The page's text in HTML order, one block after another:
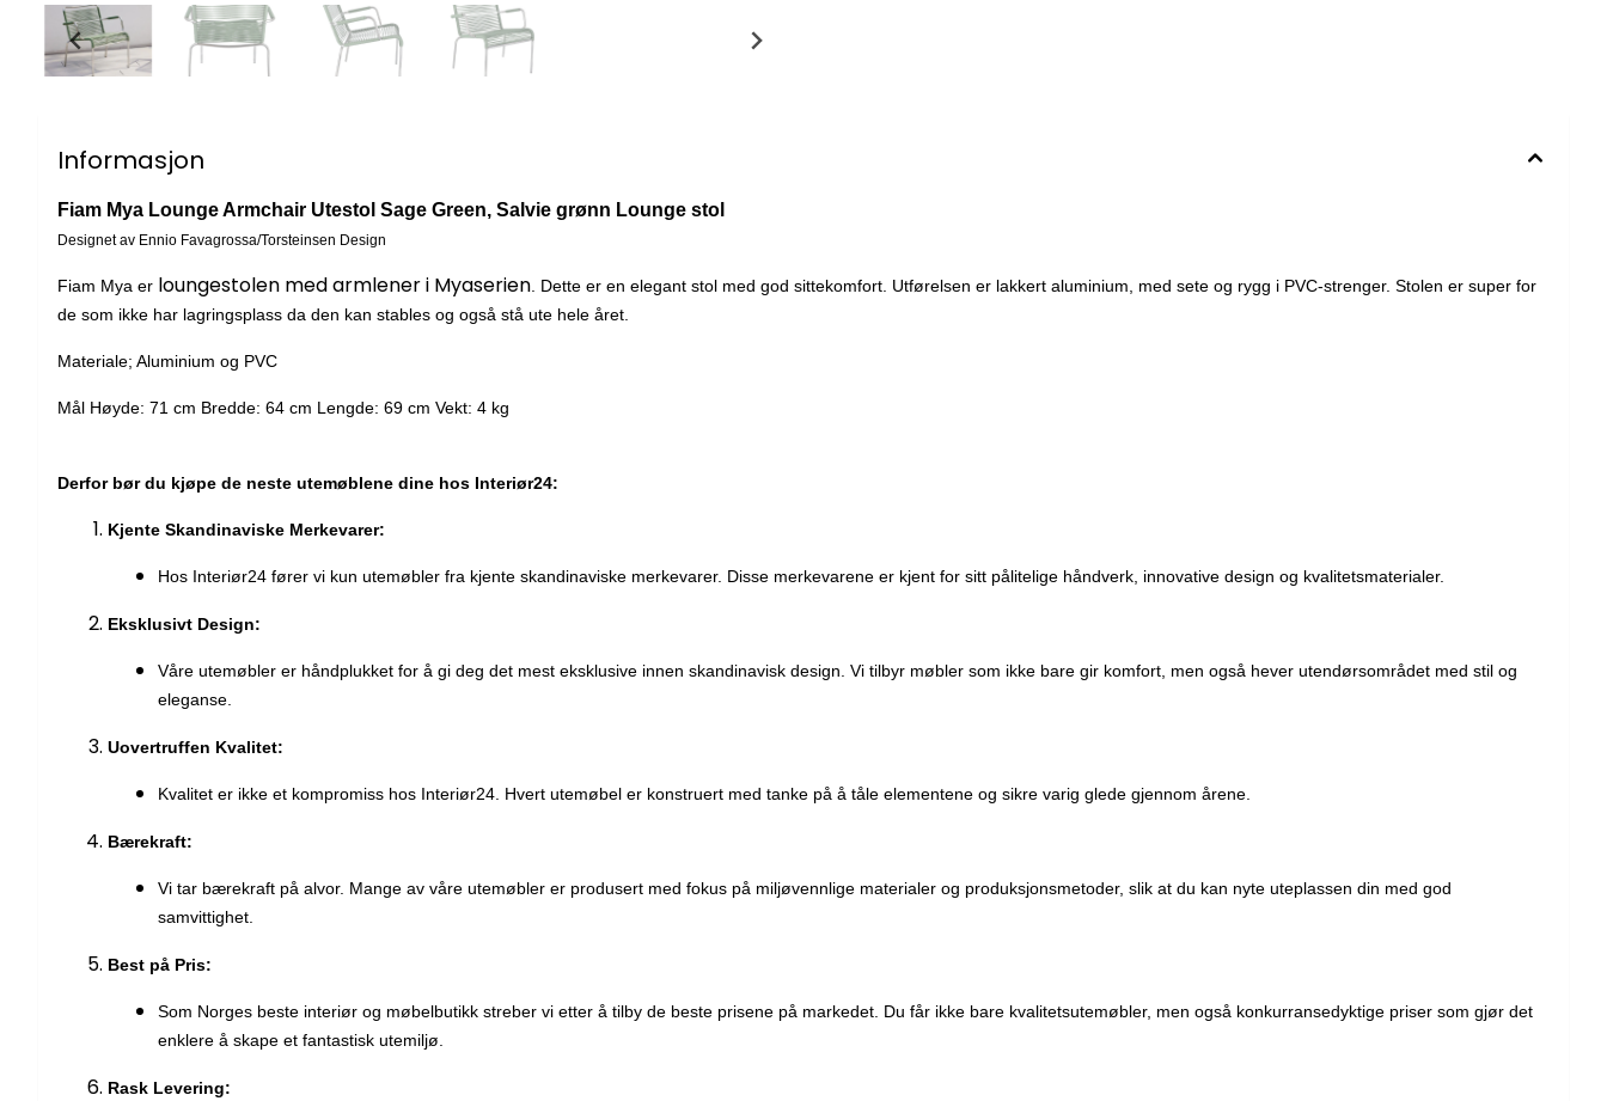
Informasjon
Fiam Mya Lounge Armchair Utestol Sage Green, Salvie grønn Lounge stol
Designet av Ennio Favagrossa/Torsteinsen Design
Fiam Mya er loungestolen med armlener i Myaserien . Dette er en elegant stol med god sittekomfort. Utførelsen er lakkert aluminium, med sete og rygg i PVC-strenger. Stolen er super for
de som ikke har lagringsplass da den kan stables og også stå ute hele året.
Materiale; Aluminium og PVC
Mål Høyde: 71 cm Bredde: 64 cm Lengde: 69 cm Vekt: 4 kg
Derfor bør du kjøpe de neste utemøblene dine hos Interiør24:
Kjente Skandinaviske Merkevarer:
Hos Interiør24 fører vi kun utemøbler fra kjente skandinaviske merkevarer. Disse merkevarene er kjent for sitt pålitelige håndverk, innovative design og kvalitetsmaterialer.
Eksklusivt Design:
Våre utemøbler er håndplukket for å gi deg det mest eksklusive innen skandinavisk design. Vi tilbyr møbler som ikke bare gir komfort, men også hever utendørsområdet med stil og
eleganse.
Uovertruffen Kvalitet:
Kvalitet er ikke et kompromiss hos Interiør24. Hvert utemøbel er konstruert med tanke på å tåle elementene og sikre varig glede gjennom årene.
Bærekraft:
Vi tar bærekraft på alvor. Mange av våre utemøbler er produsert med fokus på miljøvennlige materialer og produksjonsmetoder, slik at du kan nyte uteplassen din med god
samvittighet.
Best på Pris:
Som Norges beste interiør og møbelbutikk streber vi etter å tilby de beste prisene på markedet. Du får ikke bare kvalitetsutemøbler, men også konkurransedyktige priser som gjør det
enklere å skape et fantastisk utemiljø.
Rask Levering: